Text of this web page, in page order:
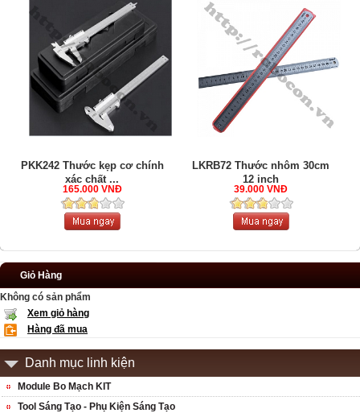
PKK242 Thước kẹp cơ chính
xác chất ...
165.000 VNĐ
LKRB72 Thước nhôm 30cm
12 inch
39.000 VNĐ
Giỏ Hàng
Không có sản phẩm
Xem giỏ hàng
Hàng đã mua
Danh mục linh kiện
Module Bo Mạch KIT
Tool Sáng Tạo - Phụ Kiện Sáng Tạo